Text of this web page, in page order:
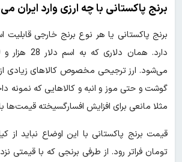
برنج پاکستانی با چه ارزی وارد ایران
برنج پاکستانی یا هر نوع برنج خارجی قابلیت
می‌شود. ارز ترجیحی مخصوص کالاهای زیادی از
گوشت و حتی موز و انبه و کالاهایی که نمونه
مثلا مانعی برای افزایش افسارگسیخته قیمت‌ها
تومان فراتر رود. از طرفی برنجی که با قیمتی